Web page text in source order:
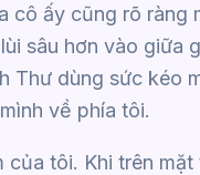
cô ấy cũng rõ ràng
sâu hơn vào giữa
Thư dùng sức kéo
về phía tôi.
của tôi. Khi trên